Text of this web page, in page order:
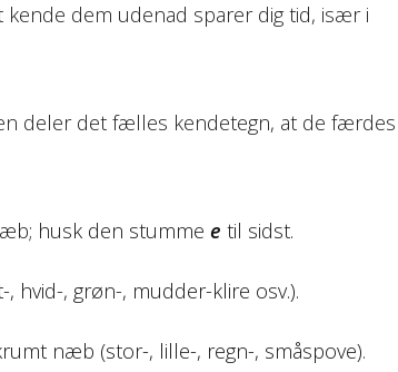
kende dem udenad sparer dig tid, især i
deler det fælles kendetegn, at de færdes
husk den stumme e til sidst.
hvid-, grøn-, mudder-klire osv.).
næb (stor-, lille-, regn-, småspove).